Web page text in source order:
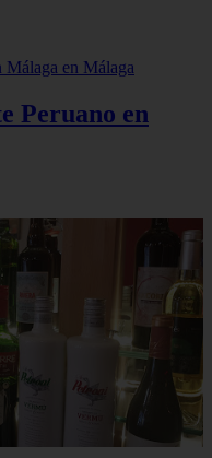
Peruano en